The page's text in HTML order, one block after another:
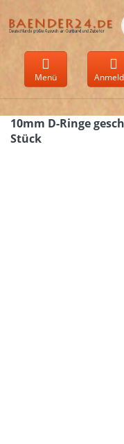
Menü
10mm D-Ringe
Stück